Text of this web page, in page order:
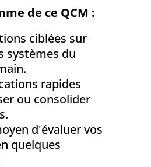
de ce QCM :
ciblées sur
systèmes du
rapides
ou consolider
d'évaluer vos
quelques